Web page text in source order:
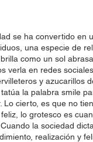
se ha convertido en
una especie de
como un sol
verla en redes
y azucarillos
la palabra smile
Lo cierto, es que no
lo grotesco es
la sociedad
realización y